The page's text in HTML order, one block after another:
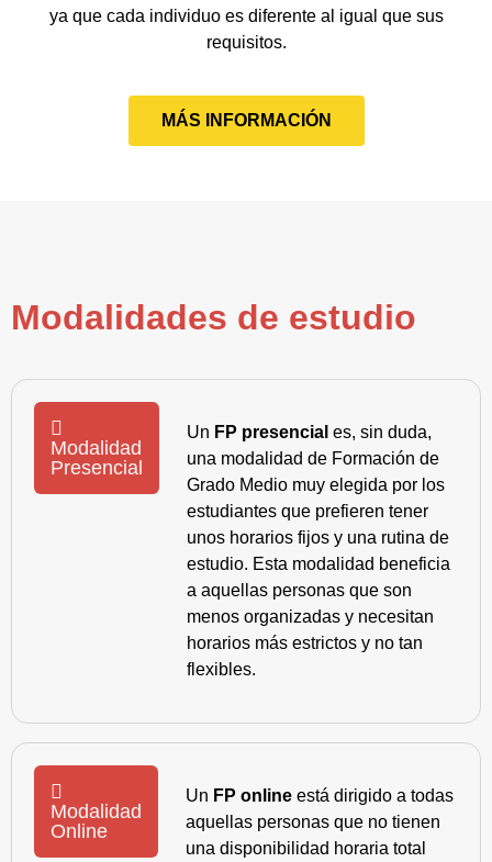
ya que cada individuo es diferente al igual que sus
requisitos.
MÁS INFORMACIÓN
Modalidades de estudio
Modalidad
Presencial
Un FP presencial es, sin duda,
una modalidad de Formación de
Grado Medio muy elegida por los
estudiantes que prefieren tener
unos horarios fijos y una rutina de
estudio. Esta modalidad beneficia
a aquellas personas que son
menos organizadas y necesitan
horarios más estrictos y no tan
flexibles.
Modalidad
Online
Un FP online está dirigido a todas
aquellas personas que no tienen
una disponibilidad horaria total